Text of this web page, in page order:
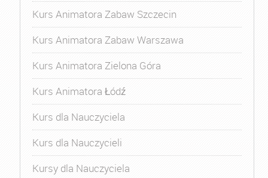
Kurs Animatora Zabaw Szczecin
Kurs Animatora Zabaw Warszawa
Kurs Animatora Zielona Góra
Kurs Animatora Łódź
Kurs dla Nauczyciela
Kurs dla Nauczycieli
Kursy dla Nauczyciela